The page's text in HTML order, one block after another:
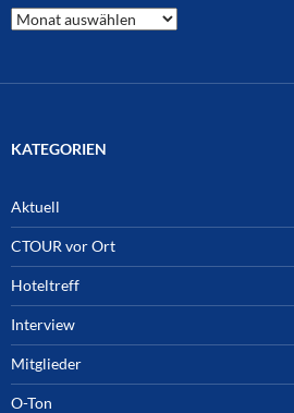
CTOUR
Archiv
KATEGORIEN
Aktuell
CTOUR vor Ort
Hoteltreff
Interview
Mitglieder
O-Ton